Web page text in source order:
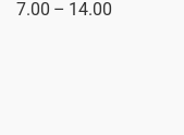
7.00 – 14.00